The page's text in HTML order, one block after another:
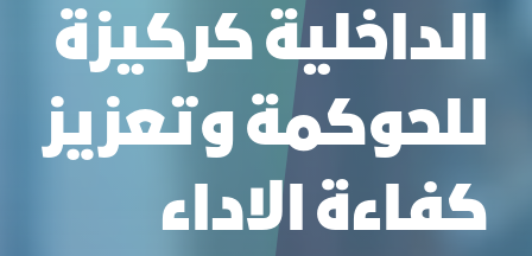
الداخلية كركيزة
للحوكمة وتعزيز
كفاءة الاداء